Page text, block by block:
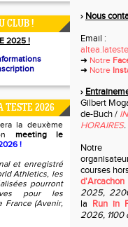
CLUB !
2025 !
TESTE 2026
la deuxème
meeting le
!
et enregistré
Athletics, les
pourront
pour les
France (Avenir,
› Nous
Email :
➜ Notre
➜ Notre
›
Gilbert
de-Buch /
HORAIRES.
Notre
courses
d'Arcachon
2025,
la Run in
2026, 1100